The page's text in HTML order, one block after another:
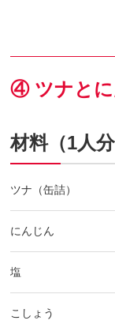
④ ツナとに
材料（1人分
ツナ（缶詰）
にんじん
塩
こしょう